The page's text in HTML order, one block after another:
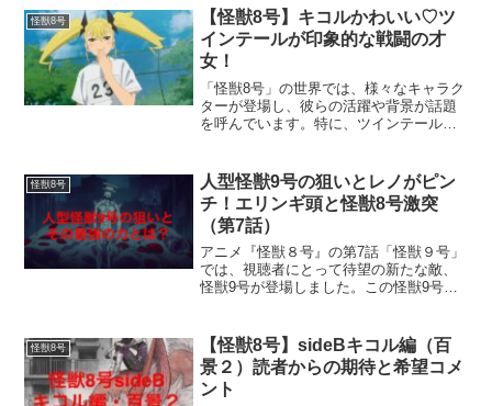
は、順番に見ていきましょう。前回のお
話のカフカの夢は壮絶...
怪獣8号
【怪獣8号】キコルかわいい♡ツ
インテールが印象的な戦闘の才
女！
「怪獣8号」の世界では、様々なキャラク
ターが登場し、彼らの活躍や背景が話題
を呼んでいます。特に、ツインテールが
めています。この記事では、キコルのキ
ャラクター分析と彼女の...
怪獣8号
人型怪獣9号の狙いとレノがピン
チ！エリンギ頭と怪獣8号激突
（第7話）
アニメ『怪獣８号』の第7話「怪獣９号」
では、視聴者にとって待望の新たな敵、
怪獣9号が登場しました。この怪獣9号
な頭部形状が目を引きます。彼の出現は
物語にどのような影響を...
怪獣8号
【怪獣8号】sideBキコル編（百
景２）読者からの期待と希望コメ
ント